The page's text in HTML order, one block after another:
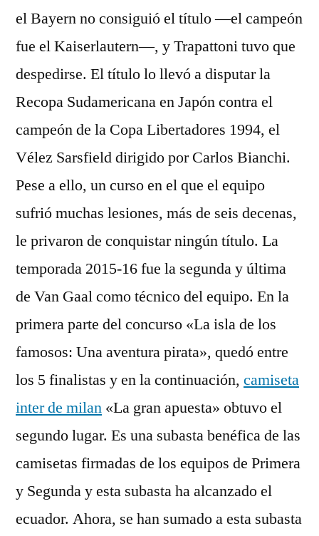
el Bayern no consiguió el título —el campeón
fue el Kaiserlautern—, y Trapattoni tuvo que
despedirse. El título lo llevó a disputar la
Recopa Sudamericana en Japón contra el
campeón de la Copa Libertadores 1994, el
Vélez Sarsfield dirigido por Carlos Bianchi.
Pese a ello, un curso en el que el equipo
sufrió muchas lesiones, más de seis decenas,
le privaron de conquistar ningún título. La
temporada 2015-16 fue la segunda y última
de Van Gaal como técnico del equipo. En la
primera parte del concurso «La isla de los
famosos: Una aventura pirata», quedó entre
los 5 finalistas y en la continuación, camiseta
inter de milan «La gran apuesta» obtuvo el
segundo lugar. Es una subasta benéfica de las
camisetas firmadas de los equipos de Primera
y Segunda y esta subasta ha alcanzado el
ecuador. Ahora, se han sumado a esta subasta